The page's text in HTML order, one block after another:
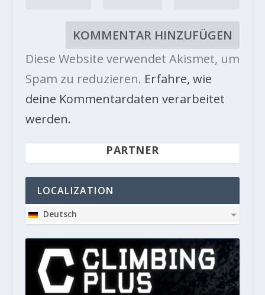
Diese Website verwendet Akismet, um
Spam zu reduzieren. Erfahre, wie
deine Kommentardaten verarbeitet
werden.
PARTNER
LOCALIZATION
Deutsch